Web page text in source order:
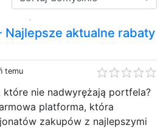
aktualne rabaty
temu
które nie nadwyrężają portfela?
platforma, która
zakupów z najlepszymi